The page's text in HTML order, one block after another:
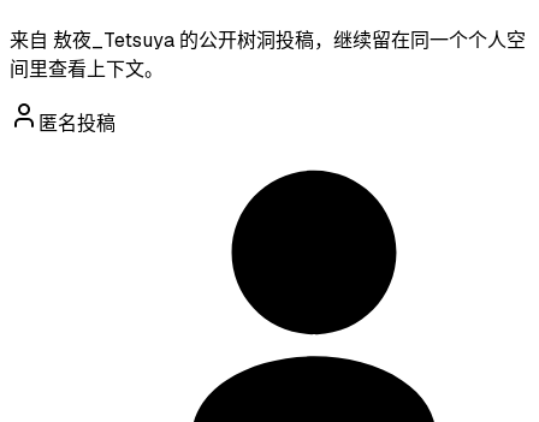
来自 敖夜_Tetsuya 的公开树洞投稿，继续留在同一个个人空
间里查看上下文。
匿名投稿